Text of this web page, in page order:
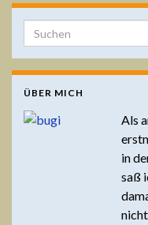
Search for:
ÜBER MICH
Als
in
saß